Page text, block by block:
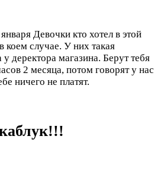
Девочки кто хотел в этой
коем случае. У них такая
деректора магазина. Берут тебя
2 месяца, потом говорят у нас
ничего не платят.